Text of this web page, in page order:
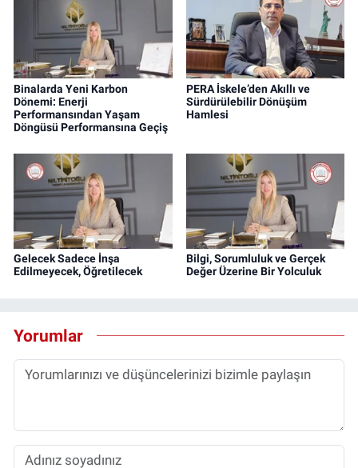
Binalarda Yeni Karbon
Dönemi: Enerji
Performansından Yaşam
Döngüsü Performansına Geçiş
PERA İskele’den Akıllı ve
Sürdürülebilir Dönüşüm
Hamlesi
Gelecek Sadece İnşa
Edilmeyecek, Öğretilecek
Bilgi, Sorumluluk ve Gerçek
Değer Üzerine Bir Yolculuk
Yorumlar